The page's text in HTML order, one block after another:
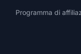
Programma di